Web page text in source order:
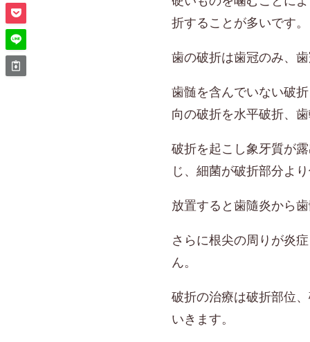
折することが多いです。
歯の破折は歯冠のみ、
歯髄を含んでいない破
向の破折を水平破折、
破折を起こし象牙質が
じ、細菌が破折部分よ
放置すると歯隨炎から
さらに根尖の周りが炎
ん。
破折の治療は破折部位
いきます。